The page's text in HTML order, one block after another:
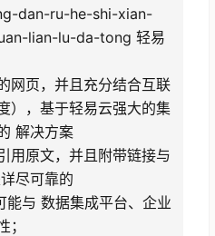
dan-ru-he-shi-xian-
lian-lu-da-tong 轻易
网页，并且充分结合互联
），基于轻易云强大的集
解决方案
用原文，并且附带链接与
尽可靠的
能与 数据集成平台、企业